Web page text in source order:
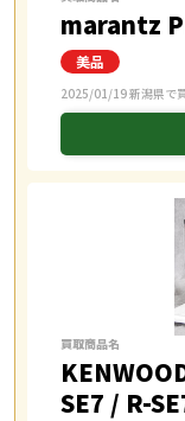
marantz
2025/01/19 新潟県で
買取商品名
SE7 / R-